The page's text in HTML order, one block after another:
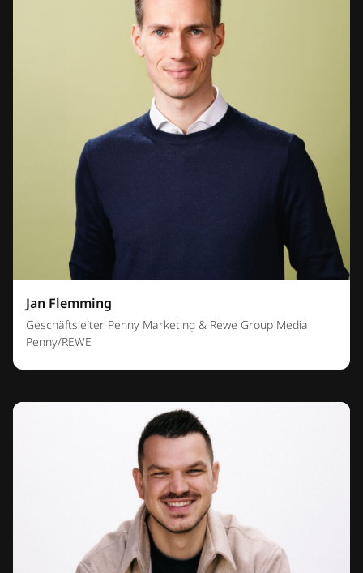
Jan Flemming
Geschäftsleiter Penny Marketing & Rewe Group Media
Penny/REWE